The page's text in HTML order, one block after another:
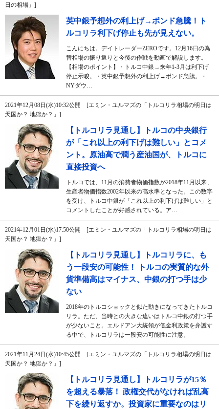
日の相場」]
英中銀予想外の利上げ→ポンド急騰！ト
ルコリラ利下げ停止も先が見えない。
こんにちは。デイトレーダーZEROです。12月16日の為
替相場の振り返りと今後の作戦を動画で解説します。
【相場のポイント】・トルコ中銀→来年1-3月は利下げ
停止示唆。・英中銀予想外の利上げ→ポンド急騰。・
NYダウ…
2021年12月08日(水)10:32公開 [エミン・ユルマズの「トルコリラ相場の明日は
天国か？ 地獄か？」]
【トルコリラ見通し】トルコの中央銀行
が「これ以上の利下げは難しい」とコメ
ント。原油高で潤う産油国が、トルコに
直接投資へ
トルコでは、11月の消費者物価指数が2018年11月以来、
生産者物価指数2002年以来の高水準となった。この数字
を受け、トルコ中銀が「これ以上の利下げは難しい」と
コメントしたことが好感されている。ア…
2021年12月01日(水)17:50公開 [エミン・ユルマズの「トルコリラ相場の明日は
天国か？ 地獄か？」]
【トルコリラ見通し】トルコリラに、も
う一段安の可能性！ トルコの実質的な外
貨準備高はマイナス、中銀の打つ手は少
ない
2018年のトルコショックと似た動きになってきたトルコ
リラ。ただ、当時との大きな違いはトルコ中銀の打つ手
が少ないこと。エルドアン大統領が低金利政策を弁護す
る中で、トルコリラは一段安の可能性に注意。
2021年11月24日(水)10:45公開 [エミン・ユルマズの「トルコリラ相場の明日は
天国か？ 地獄か？」]
【トルコリラ見通し】トルコリラが15％
を超える暴落！ 政権交代がなければ乱高
下を繰り返すか。投資家に重要なのはリ